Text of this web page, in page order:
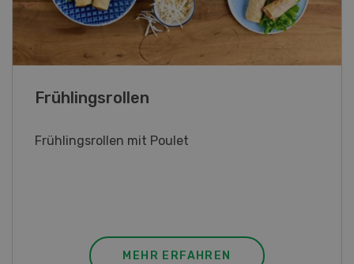
Poulet mit Spinat-Dörrtomaten-
MEHR ERFAHREN